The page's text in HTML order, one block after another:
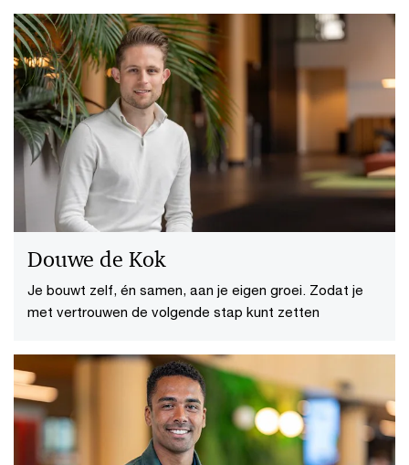
Douwe de Kok
Je bouwt zelf, én samen, aan je eigen groei. Zodat je
met vertrouwen de volgende stap kunt zetten